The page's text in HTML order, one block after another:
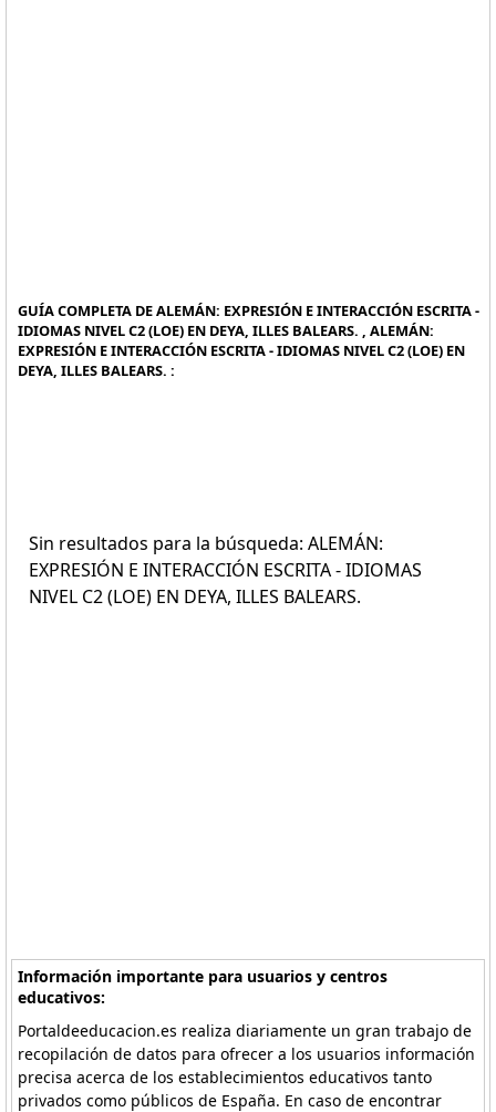
GUÍA COMPLETA DE ALEMÁN: EXPRESIÓN E INTERACCIÓN ESCRITA -
IDIOMAS NIVEL C2 (LOE) EN DEYA, ILLES BALEARS. , ALEMÁN:
EXPRESIÓN E INTERACCIÓN ESCRITA - IDIOMAS NIVEL C2 (LOE) EN
DEYA, ILLES BALEARS. :
Sin resultados para la búsqueda: ALEMÁN:
EXPRESIÓN E INTERACCIÓN ESCRITA - IDIOMAS
NIVEL C2 (LOE) EN DEYA, ILLES BALEARS.
Información importante para usuarios y centros
educativos:
Portaldeeducacion.es realiza diariamente un gran trabajo de
recopilación de datos para ofrecer a los usuarios información
precisa acerca de los establecimientos educativos tanto
privados como públicos de España. En caso de encontrar